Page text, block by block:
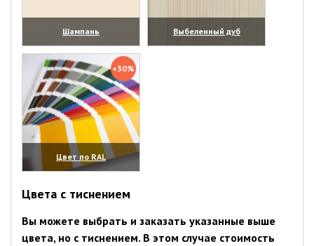
Шампань
(увеличить)
Выбеленный дуб
(увеличить)
+30%
Цвет по RAL
(увеличить)
Цвета с тиснением
Вы можете выбрать и заказать указанные выше
цвета, но с тиснением. В этом случае стоимость